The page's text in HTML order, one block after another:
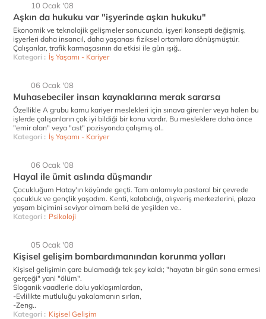
10 Ocak '08
Aşkın da hukuku var "işyerinde aşkın hukuku"
Ekonomik ve teknolojik gelişmeler sonucunda, işyeri konsepti değişmiş,
işyerleri daha insancıl, daha yaşanası fiziksel ortamlara dönüşmüştür.
Çalışanlar, trafik karmaşasının da etkisi ile gün ışığ..
Kategori : İş Yaşamı - Kariyer
06 Ocak '08
Muhasebeciler insan kaynaklarına merak sararsa
Özellikle A grubu kamu kariyer meslekleri için sınava girenler veya halen bu
işlerde çalışanların çok iyi bildiği bir konu vardır. Bu mesleklere daha önce
"emir alan" veya "ast" pozisyonda çalışmış ol..
Kategori : İş Yaşamı - Kariyer
06 Ocak '08
Hayal ile ümit aslında düşmandır
Çocukluğum Hatay'ın köyünde geçti. Tam anlamıyla pastoral bir çevrede
çocukluk ve gençlik yaşadım. Kenti, kalabalığı, alışveriş merkezlerini, plaza
yaşam biçimini seviyor olmam belki de yeşilden ve..
Kategori : Psikoloji
05 Ocak '08
Kişisel gelişim bombardımanından korunma yolları
Kişisel gelişimin çare bulamadığı tek şey kaldı; "hayatın bir gün sona ermesi
gerçeği" yani "ölüm".
Sloganik vaadlerle dolu yaklaşımlardan,
-Evlilikte mutluluğu yakalamanın sırları,
-Zeng..
Kategori : Kişisel Gelişim